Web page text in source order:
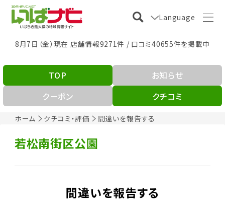
Language
8月7日（金）現在 店舗情報9271件 / 口コミ40655件を掲載中
ホーム クチコミ・評価 間違いを報告する
TOP
お知らせ
クーポン
クチコミ
若松南街区公園
間違いを報告する